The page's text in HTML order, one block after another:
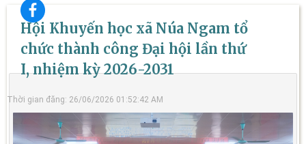
Hội Khuyến học xã Núa Ngam tổ
chức thành công Đại hội lần thứ
I, nhiệm kỳ 2026-2031
Thời gian đăng: 26/06/2026 01:52:42 AM